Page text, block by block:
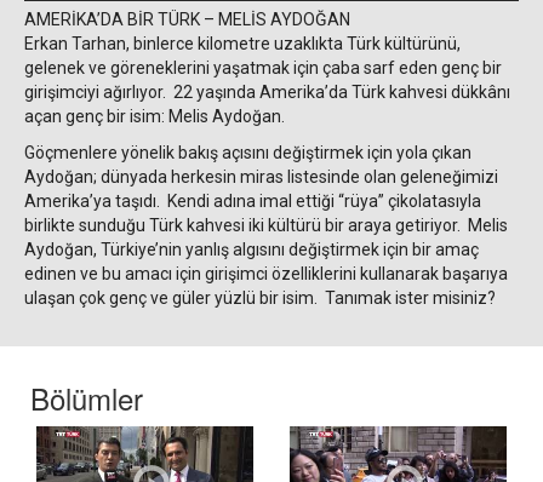
AMERİKA’DA BİR TÜRK – MELİS AYDOĞAN
Erkan Tarhan, binlerce kilometre uzaklıkta Türk kültürünü,
gelenek ve göreneklerini yaşatmak için çaba sarf eden genç bir
girişimciyi ağırlıyor. 22 yaşında Amerika’da Türk kahvesi dükkânı
açan genç bir isim: Melis Aydoğan.
Göçmenlere yönelik bakış açısını değiştirmek için yola çıkan
Aydoğan; dünyada herkesin miras listesinde olan geleneğimizi
Amerika’ya taşıdı. Kendi adına imal ettiği “rüya” çikolatasıyla
birlikte sunduğu Türk kahvesi iki kültürü bir araya getiriyor. Melis
Aydoğan, Türkiye’nin yanlış algısını değiştirmek için bir amaç
edinen ve bu amacı için girişimci özelliklerini kullanarak başarıya
ulaşan çok genç ve güler yüzlü bir isim. Tanımak ister misiniz?
Bölümler